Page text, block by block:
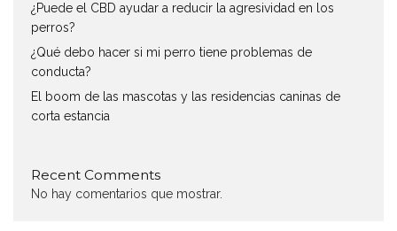
¿Puede el CBD ayudar a reducir la agresividad en los
perros?
¿Qué debo hacer si mi perro tiene problemas de
conducta?
El boom de las mascotas y las residencias caninas de
corta estancia
Recent Comments
No hay comentarios que mostrar.